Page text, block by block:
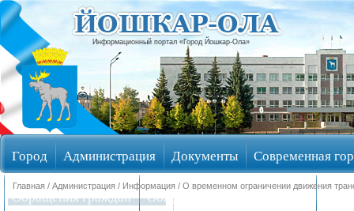
Информационный портал «Город Йошкар-Ола»
Город Администрация Документы Современная
Обращения граждан Общественные обсуждения
Главная / Администрация / Информация / О временном ограничении движения